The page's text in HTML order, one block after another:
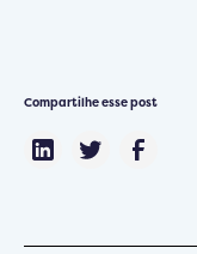
Compartilhe esse post